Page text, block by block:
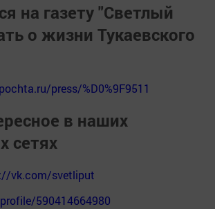
на газету "Светлый
о жизни Тукаевского
press/%D0%9F9511
в наших
сетях
vk.com/svetliput
590414664980